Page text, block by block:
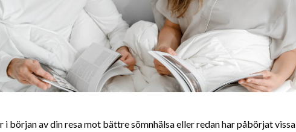
i början av din resa mot bättre sömnhälsa eller redan har påbörjat vissa